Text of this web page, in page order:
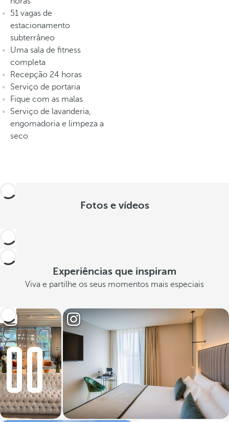
51 vagas de
estacionamento
subterrâneo
Uma sala de fitness
completa
Recepção 24 horas
Serviço de portaria
Fique com as malas
Serviço de lavanderia,
engomadoria e limpeza a
seco
Fotos e vídeos
Experiências que inspiram
Viva e partilhe os seus momentos mais especiais